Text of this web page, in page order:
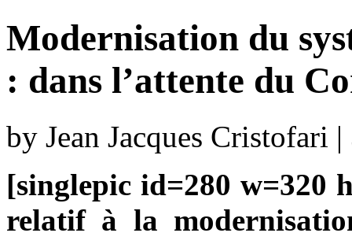
Modernisation du
: dans l’attente du
by Jean Jacques
[singlepic id=280 w=320
relatif à la